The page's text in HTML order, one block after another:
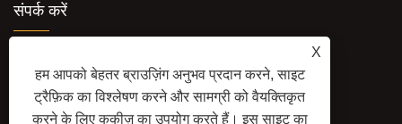
X
हम आपको बेहतर ब्राउज़िंग अनुभव प्रदान करने, साइट
ट्रैफ़िक का विश्लेषण करने और सामग्री को वैयक्तिकृत
करने के लिए कुकीज़ का उपयोग करते हैं। इस साइट का
संपर्क करें
जियांग्सू प्रांत, चीन
ईमेल:ruimai24@rmmachines.com